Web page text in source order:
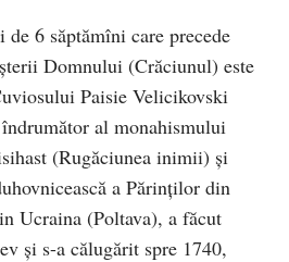
6 săptămîni care precede
Domnului (Crăciunul) este
Paisie Velicikovski
al monahismului
(Rugăciunea inimii) şi
a Părinţilor din
Ucraina (Pol­tava), a făcut
şi s-a călugărit spre 1740,